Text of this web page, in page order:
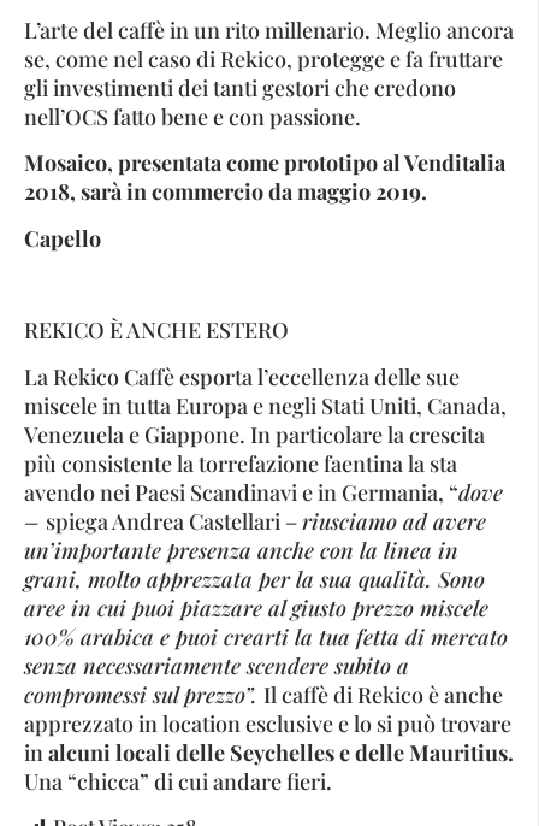
L’arte del caffè in un rito millenario. Meglio ancora
se, come nel caso di Rekico, protegge e fa fruttare
gli investimenti dei tanti gestori che credono
nell’OCS fatto bene e con passione.
Mosaico, presentata come prototipo al Venditalia
2018, sarà in commercio da maggio 2019.
Capello
REKICO È ANCHE ESTERO
La Rekico Caffè esporta l’eccellenza delle sue
miscele in tutta Europa e negli Stati Uniti, Canada,
Venezuela e Giappone. In particolare la crescita
più consistente la torrefazione faentina la sta
avendo nei Paesi Scandinavi e in Germania, “dove
– spiega Andrea Castellari –riusciamo ad avere
un’importante presenza anche con la linea in
grani, molto apprezzata per la sua qualità. Sono
aree in cui puoi piazzare al giusto prezzo miscele
100% arabica e puoi crearti la tua fetta di mercato
senza necessariamente scendere subito a
compromessi sul prezzo”. Il caffè di Rekico è anche
apprezzato in location esclusive e lo si può trovare
in alcuni locali delle Seychelles e delle Mauritius.
Una “chicca” di cui andare fieri.